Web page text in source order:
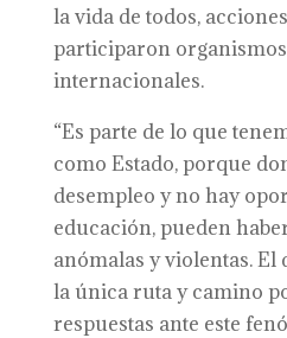
la vida de todos,
participaron
internacionales.
“Es parte de lo que
como Estado, porque
desempleo y no hay
educación, pueden
anómalas y violentas. El
la única ruta y camino
respuestas ante este